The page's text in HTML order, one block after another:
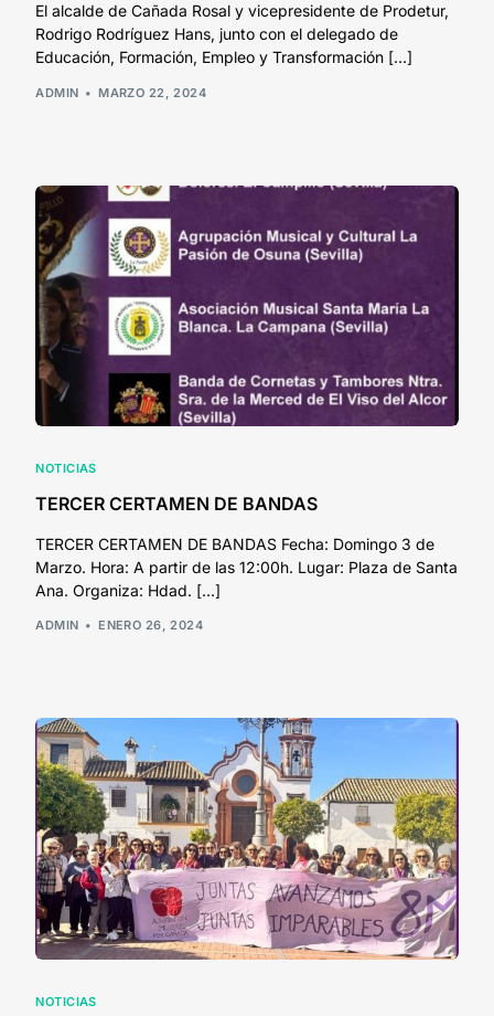
El alcalde de Cañada Rosal y vicepresidente de Prodetur,
Rodrigo Rodríguez Hans, junto con el delegado de
Educación, Formación, Empleo y Transformación […]
ADMIN MARZO 22, 2024
NOTICIAS
TERCER CERTAMEN DE BANDAS
TERCER CERTAMEN DE BANDAS Fecha: Domingo 3 de
Marzo. Hora: A partir de las 12:00h. Lugar: Plaza de Santa
Ana. Organiza: Hdad. […]
ADMIN ENERO 26, 2024
NOTICIAS